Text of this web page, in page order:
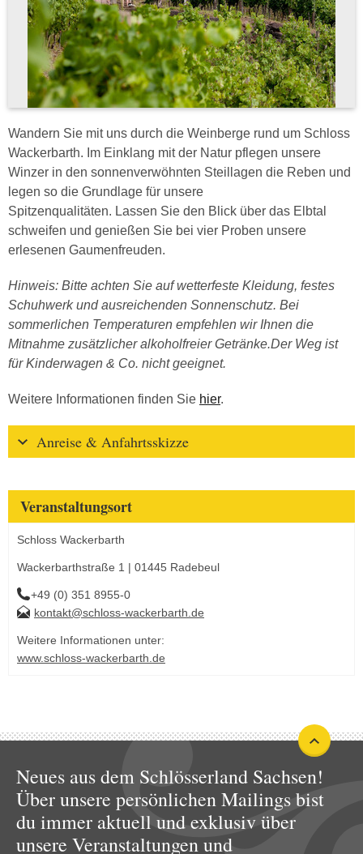
Wandern Sie mit uns durch die Weinberge rund um Schloss
Wackerbarth. Im Einklang mit der Natur pflegen unsere
Winzer in den sonnenverwöhnten Steillagen die Reben und
legen so die Grundlage für unsere
Spitzenqualitäten. Lassen Sie den Blick über das Elbtal
schweifen und genießen Sie bei vier Proben unsere
erlesenen Gaumenfreuden.
Hinweis: Bitte achten Sie auf wetterfeste Kleidung, festes
Schuhwerk und ausreichenden Sonnenschutz. Bei
sommerlichen Temperaturen empfehlen wir Ihnen die
Mitnahme zusätzlicher alkoholfreier Getränke.Der Weg ist
für Kinderwagen & Co. nicht geeignet.
Weitere Informationen finden Sie hier.
Anreise & Anfahrtsskizze
Veranstaltungsort
Schloss Wackerbarth
Wackerbarthstraße 1 | 01445 Radebeul
+49 (0) 351 8955-0
kontakt@schloss-wackerbarth.de
Weitere Informationen unter:
www.schloss-wackerbarth.de
Neues aus dem Schlösserland Sachsen!
Über unsere persönlichen Mailings bist
du immer aktuell und exklusiv über
unsere Veranstaltungen und